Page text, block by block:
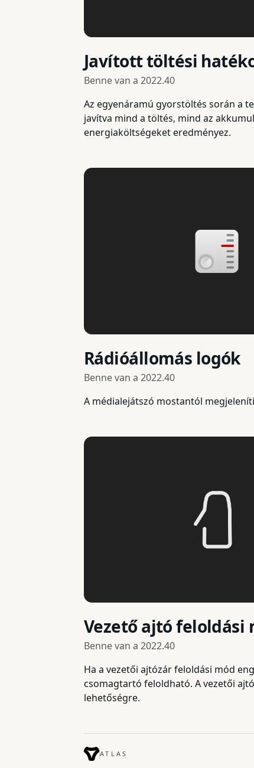
Javított töltési
Benne van a 2022.40
Az egyenáramú gyorstöltés során a
javítva mind a töltés, mind az
energiaköltségeket eredményez.
Rádióállomás logók
Benne van a 2022.40
A médialejátszó mostantól
Vezető ajtó feloldási
Benne van a 2022.40
Ha a vezetői ajtózár feloldási mód
csomagtartó feloldható. A vezetői
lehetőségre.
ATLAS